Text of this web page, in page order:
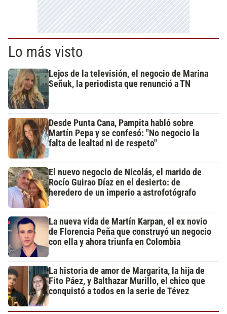
Lo más visto
Lejos de la televisión, el negocio de Marina
Señuk, la periodista que renunció a TN
Desde Punta Cana, Pampita habló sobre
Martín Pepa y se confesó: "No negocio la
falta de lealtad ni de respeto"
El nuevo negocio de Nicolás, el marido de
Rocío Guirao Díaz en el desierto: de
heredero de un imperio a astrofotógrafo
La nueva vida de Martín Karpan, el ex novio
de Florencia Peña que construyó un negocio
con ella y ahora triunfa en Colombia
La historia de amor de Margarita, la hija de
Fito Páez, y Balthazar Murillo, el chico que
conquistó a todos en la serie de Tévez